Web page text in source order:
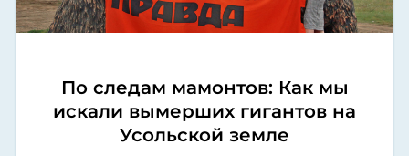
По следам мамонтов: Как мы
искали вымерших гигантов на
Усольской земле